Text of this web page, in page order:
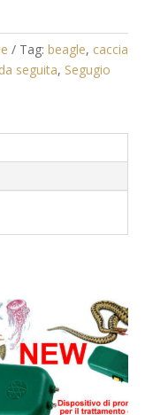
Tag: beagle, caccia
seguita, Segugio